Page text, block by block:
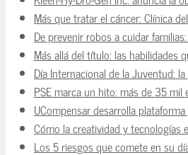
Más que tratar el cáncer: Clínica
De prevenir robos a cuidar
Más allá del título: las habilidades
Día Internacional de la Juventud:
PSE marca un hito: más de 35
UCompensar desarrolla
Cómo la creatividad y tecnologías
Los 5 riesgos que comete en su